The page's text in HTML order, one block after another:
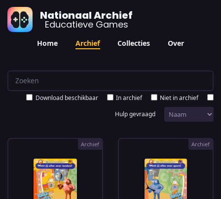
Nationaal Archief
Educatieve Games
Home Archief Collecties Over
Download beschikbaar In archief
Niet in archief
Hulp gevraagd
Archief Archief